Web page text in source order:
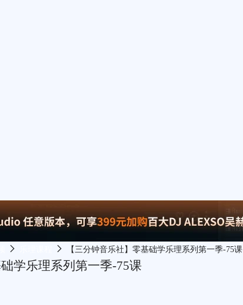
【三分钟音乐社】零基础学乐理系列第一季-75课
学乐理系列第一季-75课